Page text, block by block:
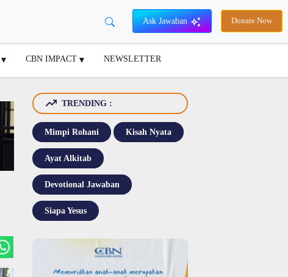
Ask Jawaban Donate Now
CBN IMPACT NEWSLETTER
TRENDING :
Mimpi Rohani Kisah Nyata
Ayat Alkitab
Devotional Jawaban
Siapa Yesus